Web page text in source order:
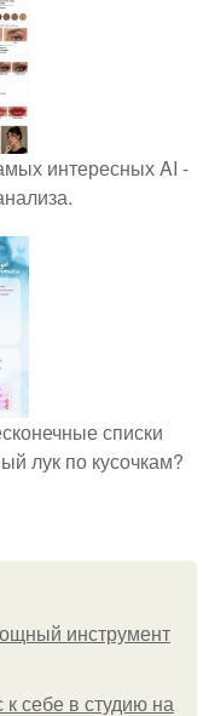
интересных AI -
списки
лук по кусочкам?
инструмент
себе в студию на